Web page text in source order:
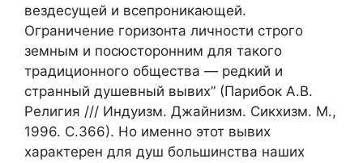
вездесущей и всепроникающей.
Ограничение горизонта личности строго
земным и посюсторонним для такого
традиционного общества — редкий и
странный душевный вывих” (Парибок А.В.
Религия /// Индуизм. Джайнизм. Сикхизм. М.,
1996. С.366). Но именно этот вывих
характерен для душ большинства наших